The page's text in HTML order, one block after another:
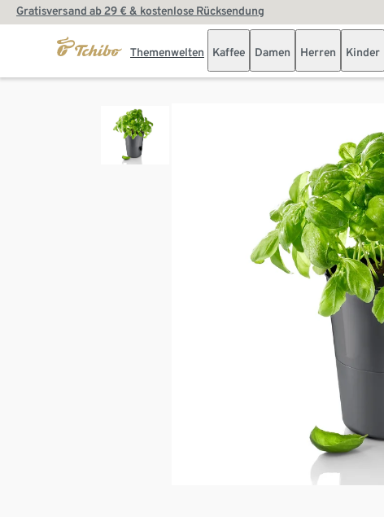
Gratisversand ab 29 € & kostenlose Rücksendung
Themenwelten Kaffee Damen Herren Kinder